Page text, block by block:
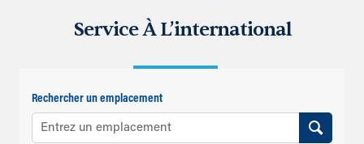
Service À L’international
Rechercher un emplacement